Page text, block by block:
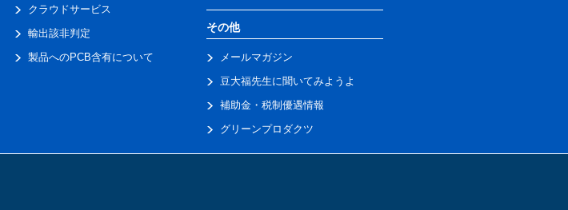
クラウドサービス
輸出該非判定
製品へのPCB含有について
その他
メールマガジン
豆大福先生に聞いてみようよ
補助金・税制優遇情報
グリーンプロダクツ